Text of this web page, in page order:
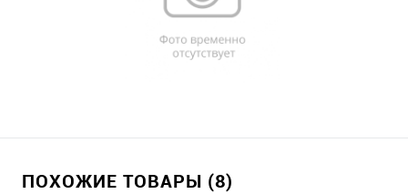
ПОХОЖИЕ ТОВАРЫ (8)